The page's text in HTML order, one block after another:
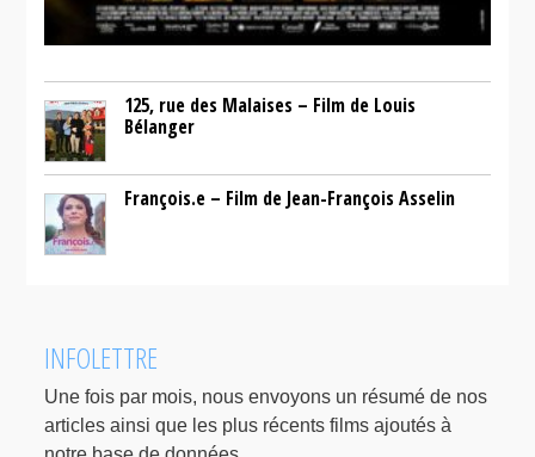
125, rue des Malaises – Film de Louis
Bélanger
François.e – Film de Jean-François Asselin
INFOLETTRE
Une fois par mois, nous envoyons un résumé de nos
articles ainsi que les plus récents films ajoutés à